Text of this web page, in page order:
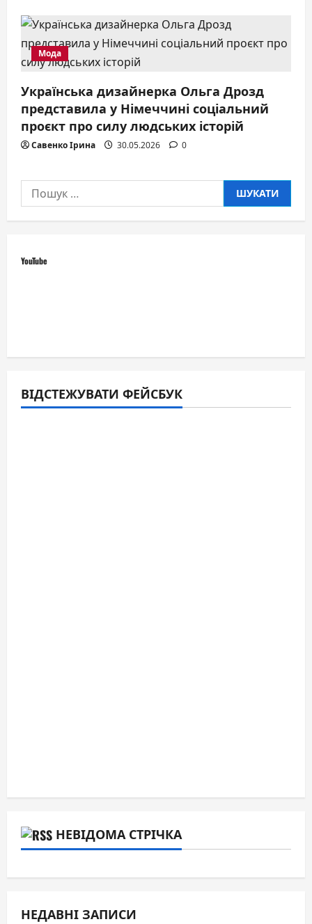
Мода
Українська дизайнерка Ольга Дрозд
представила у Німеччині соціальний
проєкт про силу людських історій
Савенко Ірина 30.05.2026 0
Пошук:
YouTube
ВІДСТЕЖУВАТИ ФЕЙСБУК
НЕВІДОМА СТРІЧКА
НЕДАВНІ ЗАПИСИ